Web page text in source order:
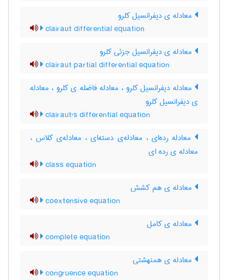
معادله ی دیفرانسیل کلرو
clairaut differential equation
معادله ی دیفرانسیل جزئی کلرو
clairaut partial differential equation
معادله دیفرانسیل کلرو ، معادله فاضله ی کلرو ، معادله
ی دیفرانسیل کلرو
clairaut's differential equation
معادله رده‌ای ، معادله‌ی دسته‌ای ، معادله‌ی کلاس ،
معادله ی رده ای
class equation
معادله ی هم کشش
coextensive equation
معادله ی کامل
complete equation
معادله ی همنهشتی
congruence equation